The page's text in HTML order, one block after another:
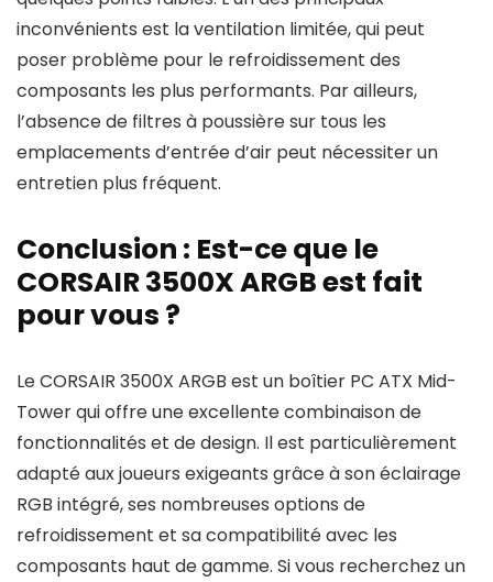
inconvénients est la ventilation limitée, qui peut
poser problème pour le refroidissement des
composants les plus performants. Par ailleurs,
l’absence de filtres à poussière sur tous les
emplacements d’entrée d’air peut nécessiter un
entretien plus fréquent.
Conclusion : Est-ce que le
CORSAIR 3500X ARGB est fait
pour vous ?
Le CORSAIR 3500X ARGB est un boîtier PC ATX Mid-
Tower qui offre une excellente combinaison de
fonctionnalités et de design. Il est particulièrement
adapté aux joueurs exigeants grâce à son éclairage
RGB intégré, ses nombreuses options de
refroidissement et sa compatibilité avec les
composants haut de gamme. Si vous recherchez un